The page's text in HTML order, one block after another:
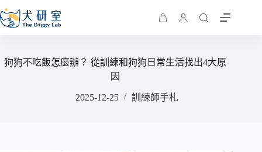
狗狗不吃飯怎麼辦？ 從訓練和狗狗日常生活找出4大原
因
2025-12-25 訓練師手札